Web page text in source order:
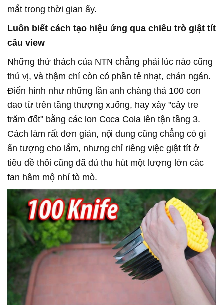
mắt trong thời gian ấy.
Luôn biết cách tạo hiệu ứng qua chiêu trò giật tít
câu view
Những thử thách của NTN chẳng phải lúc nào cũng
thú vị, và thậm chí còn có phần tẻ nhạt, chán ngán.
Điển hình như những lần anh chàng thả 100 con
dao từ trên tầng thượng xuống, hay xây "cây tre
trăm đốt" bằng các lon Coca Cola lên tận tầng 3.
Cách làm rất đơn giản, nội dung cũng chẳng có gì
ấn tượng cho lắm, nhưng chỉ riêng việc giật tít ở
tiêu đề thôi cũng đã đủ thu hút một lượng lớn các
fan hâm mộ nhí tò mò.